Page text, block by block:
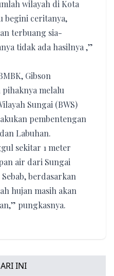
wilayah di Kota
begini ceritanya,
terbuang sia-
tidak ada hasilnya ,”
Gibson
pihaknya melalu
Sungai (BWS)
pembentengan
Labuhan.
sekitar 1 meter
air dari Sungai
berdasarkan
hujan masih akan
pungkasnya.
INI